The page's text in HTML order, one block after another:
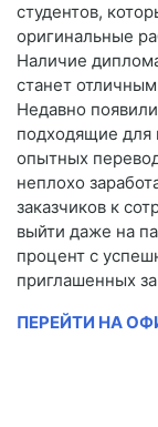
студентов,
оригинальные
Наличие
станет
Недавно
подходящие для
опытных
неплохо
заказчиков к
выйти даже на
процент с
приглашенных
ПЕРЕЙТИ НА